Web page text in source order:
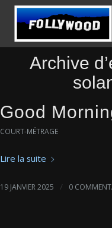
Archive
Good
COURT-MÉTRAGE
Lire la suite
19 JANVIER 2025 / 0